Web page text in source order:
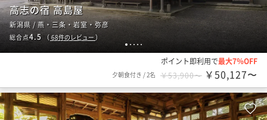
1 2 3 4 5
高志の宿 高島屋
新潟県 / 燕・三条・岩室・弥彦
総合点4.5 （68件のレビュー）
ポイント即利用で最大7％OFF
夕朝食付き /2名 ￥53,900〜 ￥50,127〜